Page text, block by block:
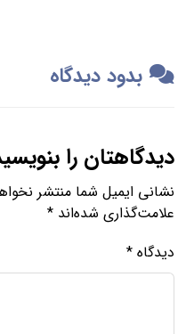
بدود دیدگاه
دیدگاهتان را
نشانی ایمیل شما منتشر
علامت‌گذاری شده‌اند*
دیدگاه*